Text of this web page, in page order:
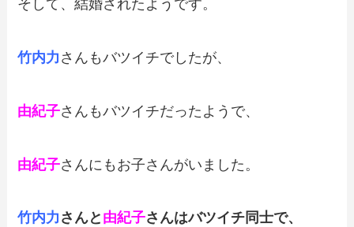
そして、結婚されたようです。
竹内力 さんもバツイチでしたが、
由紀子さんもバツイチだったようで、
由紀子さんにもお子さんがいました。
竹内力 さんと 由紀子さんはバツイチ同士で、